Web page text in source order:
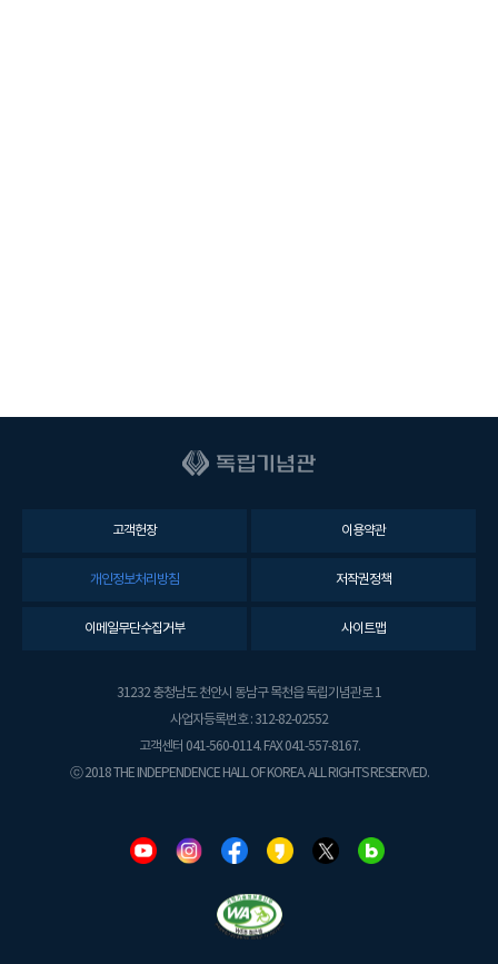
고객헌장 이용약관
개인정보처리방침 저작권정책
이메일무단수집거부 사이트맵
31232 충청남도 천안시 동남구 목천읍 독립기념관로 1
사업자등록번호 : 312-82-02552
고객센터 041-560-0114. FAX 041-557-8167.
ⓒ 2018 THE INDEPENDENCE HALL OF KOREA. ALL RIGHTS RESERVED.